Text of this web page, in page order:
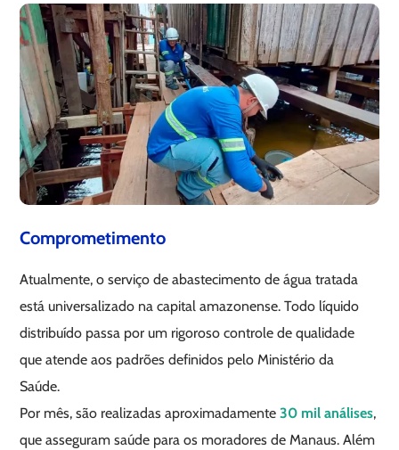
Comprometimento
Atualmente, o serviço de abastecimento de água tratada
está universalizado na capital amazonense. Todo líquido
distribuído passa por um rigoroso controle de qualidade
que atende aos padrões definidos pelo Ministério da
Saúde.
Por mês, são realizadas aproximadamente30 mil análises,
que asseguram saúde para os moradores de Manaus. Além